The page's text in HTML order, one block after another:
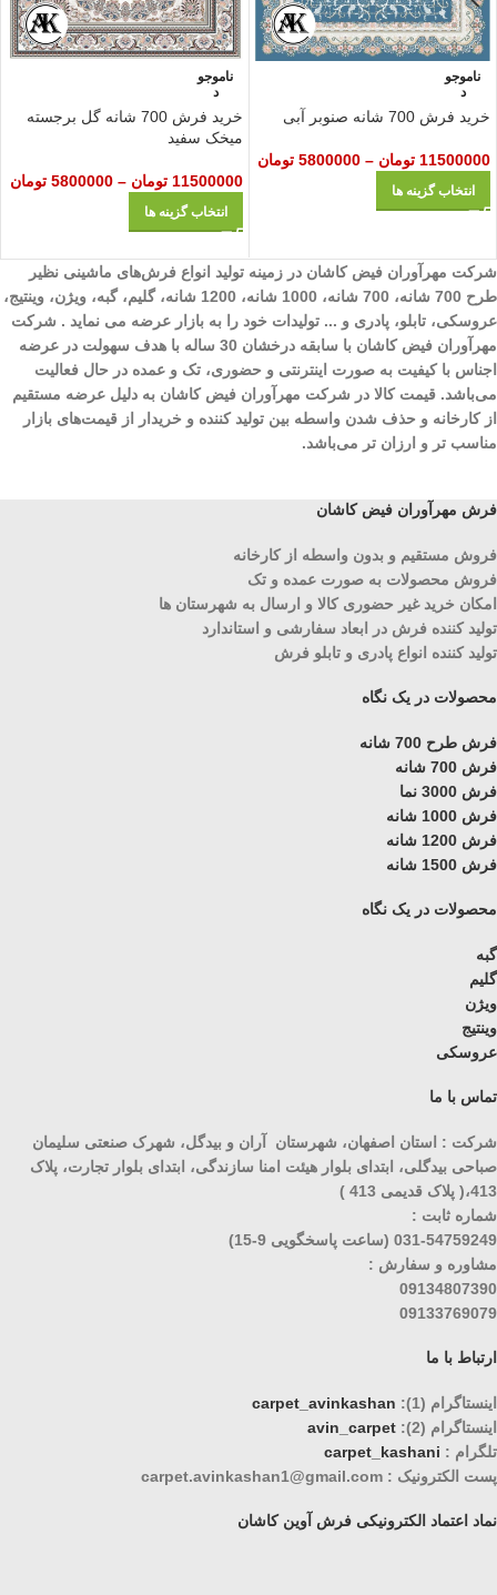
ناموجو
د
خرید فرش 700 شانه صنوبر آبی
11500000 تومان –
5800000 تومان
انتخاب گزینه ها
ناموجو
د
خرید فرش 700 شانه گل‌ برجسته
میخک سفید
11500000 تومان –
5800000 تومان
انتخاب گزینه ها
شرکت مهرآوران فیض کاشان در زمینه تولید انواع فرش‌های ماشینی نظیر
طرح 700 شانه، 700 شانه، 1000 شانه، 1200 شانه، گلیم، گبه، ویژن، وینتیج،
عروسکی، تابلو، پادری و ... تولیدات خود را به بازار عرضه می نماید . شرکت
مهرآوران فیض کاشان با سابقه درخشان 30 ساله با هدف سهولت در عرضه
اجناس با کیفیت به صورت اینترنتی و حضوری، تک و عمده در حال فعالیت
می‌باشد. قیمت کالا در شرکت مهرآوران فیض کاشان به دلیل عرضه مستقیم
از کارخانه و حذف شدن واسطه بین تولید کننده و خریدار از قیمت‌های بازار
مناسب تر و ارزان تر می‌باشد.
فرش مهرآوران فیض کاشان
فروش مستقیم و بدون واسطه از کارخانه
فروش محصولات به صورت عمده و تک
امکان خرید غیر حضوری کالا و ارسال به شهرستان ها
تولید کننده فرش در ابعاد سفارشی و استاندارد
تولید کننده انواع پادری و تابلو فرش
محصولات در یک نگاه
فرش طرح 700 شانه
فرش 700 شانه
فرش 3000 نما
فرش 1000 شانه
فرش 1200 شانه
فرش 1500 شانه
محصولات در یک نگاه
گبه
گلیم
ویژن
وینتیج
عروسکی
تماس با ما
شرکت : استان اصفهان، شهرستان آران و بیدگل، شهرک صنعتی سلیمان
صباحی بیدگلی، ابتدای بلوار هیئت امنا سازندگی، ابتدای بلوار تجارت، پلاک
413،( پلاک قدیمی 413 )
شماره ثابت :
031-54759249 (ساعت پاسخگویی 9-15)
مشاوره و سفارش :
09134807390
09133769079
ارتباط با ما
اینستاگرام (1):
carpet_avinkashan
اینستاگرام (2):
avin_carpet
تلگرام : carpet_kashani
پست الکترونیک : carpet.avinkashan1@gmail.com
نماد اعتماد الکترونیکی فرش آوین کاشان